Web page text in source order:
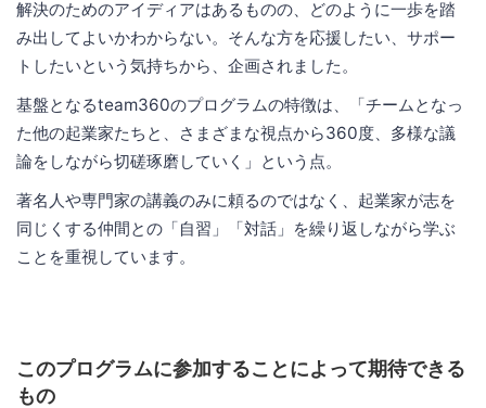
解決のためのアイディアはあるものの、どのように一歩を踏
み出してよいかわからない。そんな方を応援したい、サポー
トしたいという気持ちから、企画されました。
基盤となるteam360のプログラムの特徴は、「チームとなっ
た他の起業家たちと、さまざまな視点から360度、多様な議
論をしながら切磋琢磨していく」という点。
著名人や専門家の講義のみに頼るのではなく、起業家が志を
同じくする仲間との「自習」「対話」を繰り返しながら学ぶ
ことを重視しています。
このプログラムに参加することによって期待できる
もの